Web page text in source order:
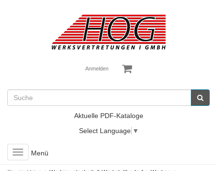
Anmelden
Aktuelle PDF-Kataloge
Select Language ▼
Toggle
navigation
Menü